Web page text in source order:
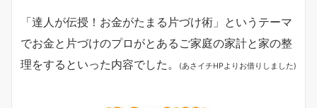
「達人が伝授！お金がたまる片づけ術」というテーマ
でお金と片づけのプロがとあるご家庭の家計と家の整
理をするといった内容でした。
(あさイチHPよりお借りしました)